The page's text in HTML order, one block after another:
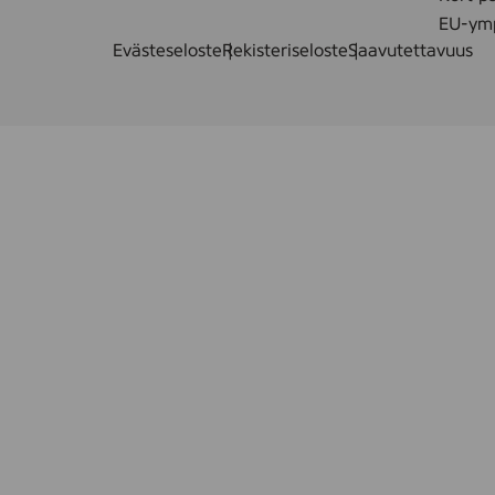
EU-
EvästeselosteRekisteriselosteSaavutettavuus